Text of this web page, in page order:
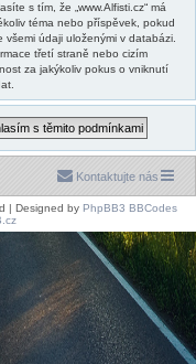
s tím, že „www.Alfisti.cz“ má
téma nebo příspěvek, pokud
údaji uloženými v databázi.
třetí straně nebo cizím
za jakýkoliv pokus o vniknutí
Kontaktujte nás
| Designed by PhpBB3 BBCodes